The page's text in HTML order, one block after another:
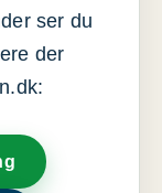
ser du
der